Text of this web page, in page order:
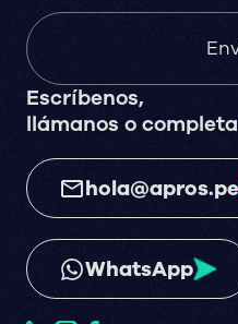
Escríbenos,
llámanos o
hola@apros.pe
WhatsApp